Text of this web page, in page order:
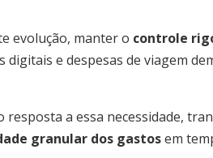
evolução, manter o controle
e despesas de viagem
a essa necessidade,
granular dos gastosem